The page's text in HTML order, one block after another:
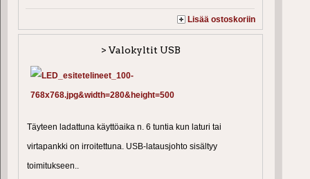
Lisää ostoskoriin
> Valokyltit USB
Täyteen ladattuna käyttöaika n. 6 tuntia kun laturi tai
virtapankki on irroitettuna. USB-latausjohto sisältyy
toimitukseen..